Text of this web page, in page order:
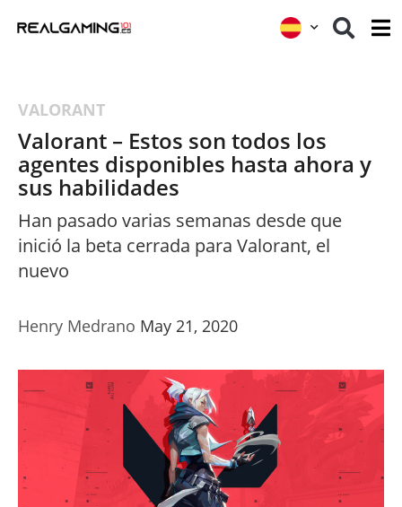
VALORANT
Valorant – Estos son todos los
agentes disponibles hasta ahora y
sus habilidades
Han pasado varias semanas desde que
inició la beta cerrada para Valorant, el
nuevo
Henry Medrano May 21, 2020